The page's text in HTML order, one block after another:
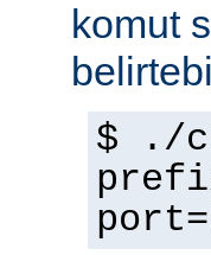
komut
$ ./